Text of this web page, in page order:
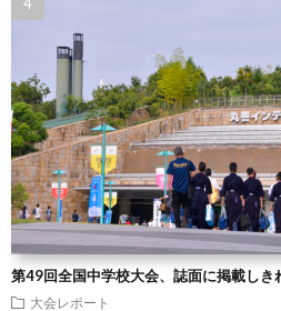
第49回全国中学校大会、誌面に掲載しき
大会レポート